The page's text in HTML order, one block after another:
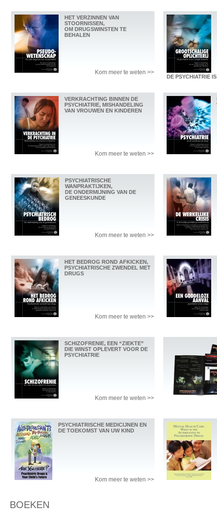
HET VERZINNEN VAN
STOORNISSEN,
OM DRUGSWINSTEN TE
BEHALEN
Kom meer te weten >>
DE PSYCHIATRIE
VERKRACHTING BINNEN DE
PSYCHIATRIE, MISHANDELING
VAN VROUWEN EN KINDEREN
Kom meer te weten >>
PSYCHIATRISCHE
WANPRAKTIJKEN,
DE ONDERMIJNING VAN DE
GENEESKUNDE
Kom meer te weten >>
HET BEDROG ROND AFKICKEN,
PSYCHIATRISCHE ZWENDEL MET
DRUGS
Kom meer te weten >>
SCHIZOFRENIE, EEN “ZIEKTE”
DIE WINST OPLEVERT VOOR DE
PSYCHIATRIE
Kom meer te weten >>
PSYCHIATRISCHE MEDICIJNEN EN
DE TOEKOMST VAN UW KIND
Kom meer te weten >>
BOEKEN